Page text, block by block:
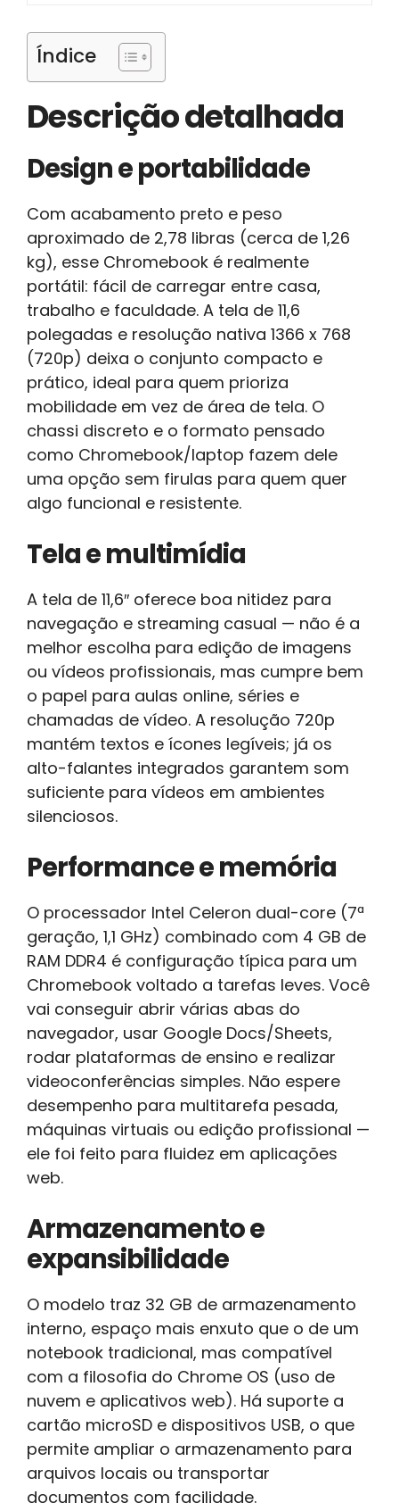
Índice
Descrição detalhada
Design e portabilidade
Com acabamento preto e peso
aproximado de 2,78 libras (cerca de 1,26
kg), esse Chromebook é realmente
portátil: fácil de carregar entre casa,
trabalho e faculdade. A tela de 11,6
polegadas e resolução nativa 1366 x 768
(720p) deixa o conjunto compacto e
prático, ideal para quem prioriza
mobilidade em vez de área de tela. O
chassi discreto e o formato pensado
como Chromebook/laptop fazem dele
uma opção sem firulas para quem quer
algo funcional e resistente.
Tela e multimídia
A tela de 11,6″ oferece boa nitidez para
navegação e streaming casual — não é a
melhor escolha para edição de imagens
ou vídeos profissionais, mas cumpre bem
o papel para aulas online, séries e
chamadas de vídeo. A resolução 720p
mantém textos e ícones legíveis; já os
alto-falantes integrados garantem som
suficiente para vídeos em ambientes
silenciosos.
Performance e memória
O processador Intel Celeron dual-core (7ª
geração, 1,1 GHz) combinado com 4 GB de
RAM DDR4 é configuração típica para um
Chromebook voltado a tarefas leves. Você
vai conseguir abrir várias abas do
navegador, usar Google Docs/Sheets,
rodar plataformas de ensino e realizar
videoconferências simples. Não espere
desempenho para multitarefa pesada,
máquinas virtuais ou edição profissional —
ele foi feito para fluidez em aplicações
web.
Armazenamento e
expansibilidade
O modelo traz 32 GB de armazenamento
interno, espaço mais enxuto que o de um
notebook tradicional, mas compatível
com a filosofia do Chrome OS (uso de
nuvem e aplicativos web). Há suporte a
cartão microSD e dispositivos USB, o que
permite ampliar o armazenamento para
arquivos locais ou transportar
documentos com facilidade.